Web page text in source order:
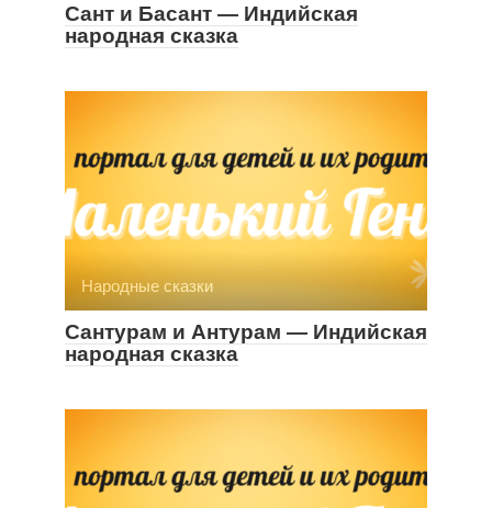
Сант и Басант — Индийская
народная сказка
Народные сказки
Сантурам и Антурам — Индийская
народная сказка